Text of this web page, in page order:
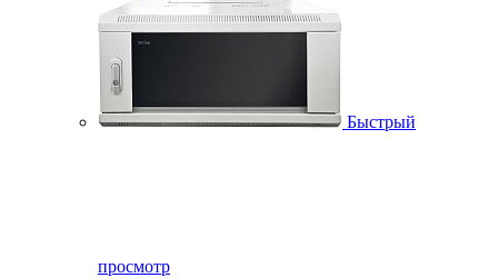
Быстрый
просмотр